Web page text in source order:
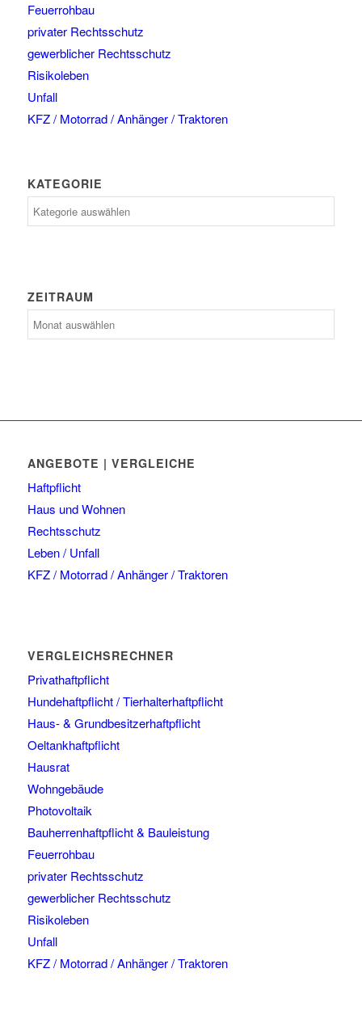
Feuerrohbau
privater Rechtsschutz
gewerblicher Rechtsschutz
Risikoleben
Unfall
KFZ / Motorrad / Anhänger / Traktoren
KATEGORIE
ZEITRAUM
ANGEBOTE | VERGLEICHE
Haftpflicht
Haus und Wohnen
Rechtsschutz
Leben / Unfall
KFZ / Motorrad / Anhänger / Traktoren
VERGLEICHSRECHNER
Privathaftpflicht
Hundehaftpflicht / Tierhalterhaftpflicht
Haus- & Grundbesitzerhaftpflicht
Oeltankhaftpflicht
Hausrat
Wohngebäude
Photovoltaik
Bauherrenhaftpflicht & Bauleistung
Feuerrohbau
privater Rechtsschutz
gewerblicher Rechtsschutz
Risikoleben
Unfall
KFZ / Motorrad / Anhänger / Traktoren